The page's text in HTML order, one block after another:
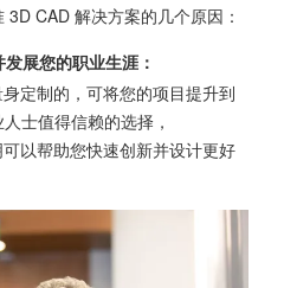
CAD 解决方案的几个原因：
展您的职业生涯：
定制的，可将您的项目提升到
士值得信赖的选择，
以帮助您快速创新并设计更好